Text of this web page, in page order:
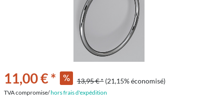
11,00 € * 13,95 € * (21,15% économisé)
TVA compromise/hors frais d'expédition